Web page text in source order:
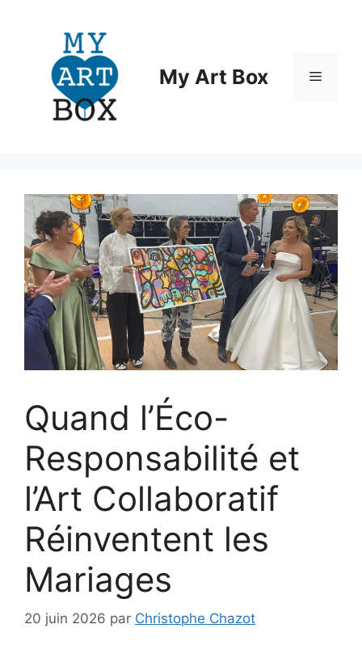
My Art Box Menu
Quand l’Éco-
Responsabilité et
l’Art Collaboratif
Réinventent les
Mariages
20 juin 2026 par Christophe Chazot